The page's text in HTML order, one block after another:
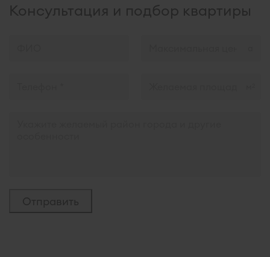
Консультация и подбор квартиры